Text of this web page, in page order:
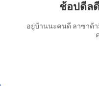
ช้อปดีล
อยู่บ้านนะคนดี ลาซาด้